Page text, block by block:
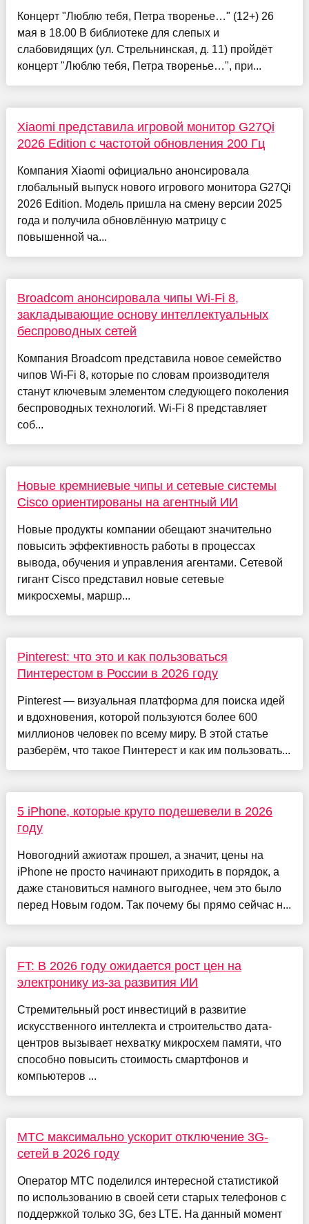
Концерт "Люблю тебя, Петра творенье…" (12+) 26
мая в 18.00 В библиотеке для слепых и
слабовидящих (ул. Стрельнинская, д. 11) пройдёт
концерт "Люблю тебя, Петра творенье…", при...
Xiaomi представила игровой монитор G27Qi
2026 Edition с частотой обновления 200 Гц
Компания Xiaomi официально анонсировала
глобальный выпуск нового игрового монитора G27Qi
2026 Edition. Модель пришла на смену версии 2025
года и получила обновлённую матрицу с
повышенной ча...
Broadcom анонсировала чипы Wi-Fi 8,
закладывающие основу интеллектуальных
беспроводных сетей
Компания Broadcom представила новое семейство
чипов Wi-Fi 8, которые по словам производителя
станут ключевым элементом следующего поколения
беспроводных технологий. Wi-Fi 8 представляет
соб...
Новые кремниевые чипы и сетевые системы
Cisco ориентированы на агентный ИИ
Новые продукты компании обещают значительно
повысить эффективность работы в процессах
вывода, обучения и управления агентами. Сетевой
гигант Cisco представил новые сетевые
микросхемы, маршр...
Pinterest: что это и как пользоваться
Пинтерестом в России в 2026 году
Pinterest — визуальная платформа для поиска идей
и вдохновения, которой пользуются более 600
миллионов человек по всему миру. В этой статье
разберём, что такое Пинтерест и как им пользовать...
5 iPhone, которые круто подешевели в 2026
году
Новогодний ажиотаж прошел, а значит, цены на
iPhone не просто начинают приходить в порядок, а
даже становиться намного выгоднее, чем это было
перед Новым годом. Так почему бы прямо сейчас н...
FT: В 2026 году ожидается рост цен на
электронику из-за развития ИИ
Стремительный рост инвестиций в развитие
искусственного интеллекта и строительство дата-
центров вызывает нехватку микросхем памяти, что
способно повысить стоимость смартфонов и
компьютеров ...
МТС максимально ускорит отключение 3G-
сетей в 2026 году
Оператор МТС поделился интересной статистикой
по использованию в своей сети старых телефонов с
поддержкой только 3G, без LTE. На данный момент